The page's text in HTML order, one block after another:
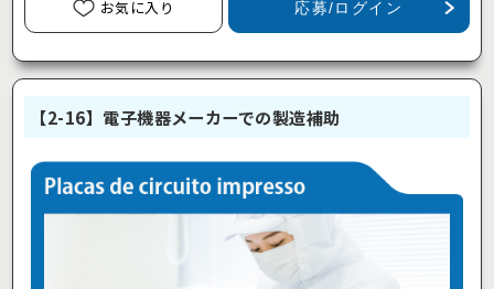
お気に入り 応募/ログイン
【2-16】電子機器メーカーでの製造補助